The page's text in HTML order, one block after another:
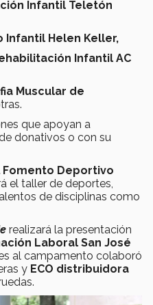
Infantil Teletón
Infantil Helen Keller,
Infantil AC
Muscular de
que apoyan a
donativos o con su
Fomento Deportivo
el taller de deportes,
de disciplinas como
realizará la presentación
Laboral San José
al campamento colaboró
y ECO distribuidora